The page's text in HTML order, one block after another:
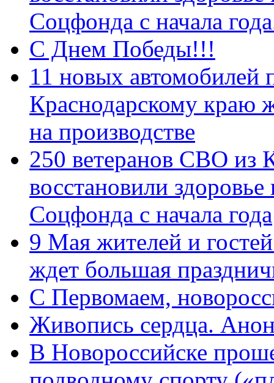
Соцфонда с начала
С Днем Победы!!!
11 новых автомобилей
Краснодарскому краю
на производстве
250 ветеранов СВО из
восстановили
Соцфонда с начала года
9 Мая жителей и
ждет большая
C Первомаем,
Живопись сердца.
В Новороссийске